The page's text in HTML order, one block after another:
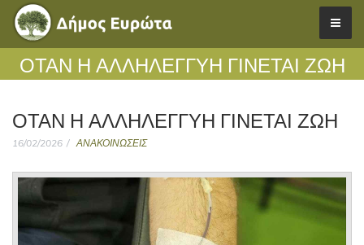
ΌΤΑΝ Η ΑΛΛΗΛΕΓΓΎΗ ΓΊΝΕΤΑΙ ΖΩΉ
ΌΤΑΝ Η ΑΛΛΗΛΕΓΓΎΗ ΓΊΝΕΤΑΙ ΖΩΉ
16/02/2026 ΑΝΑΚΟΙΝΩΣΕΙΣ